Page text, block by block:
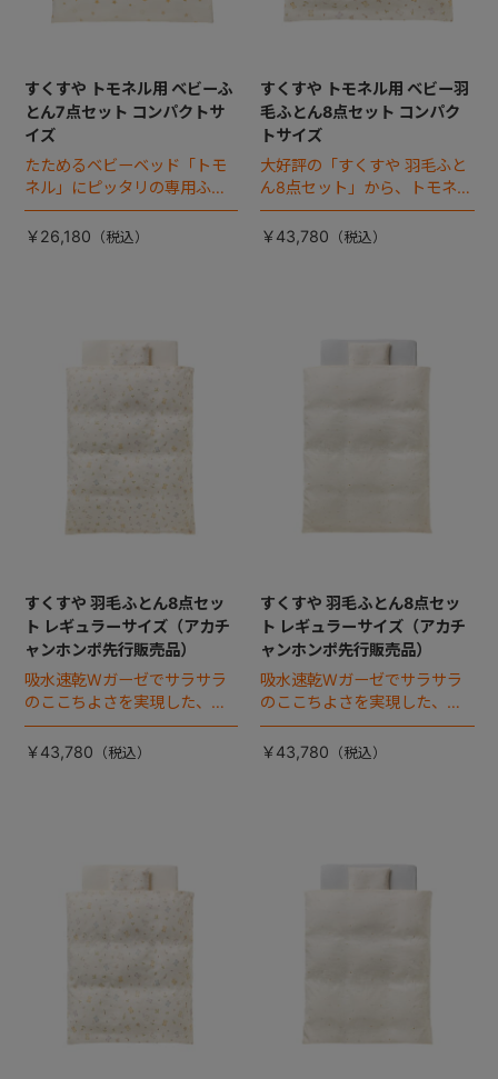
すくすや トモネル用 ベビーふ
とん7点セット コンパクトサ
イズ
たためるベビーベッド「トモ
ネル」にピッタリの専用ふと
ん。
￥26,180
すくすや トモネル用 ベビー羽
毛ふとん8点セット コンパク
トサイズ
大好評の「すくすや 羽毛ふと
ん8点セット」から、トモネル
にピッタリのコンパクトサイ
ズが新登場！
￥43,780
すくすや 羽毛ふとん8点セッ
ト レギュラーサイズ（アカチ
ャンホンポ先行販売品）
吸水速乾Wガーゼでサラサラ
のここちよさを実現した、日
本製ベビー布団セット。
￥43,780
すくすや 羽毛ふとん8点セッ
ト レギュラーサイズ（アカチ
ャンホンポ先行販売品）
吸水速乾Wガーゼでサラサラ
のここちよさを実現した、日
本製ベビー布団セット。
￥43,780